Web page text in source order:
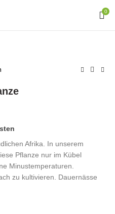
0
Afrika. In unserem
Pflanze nur im Kübel
Minustemperaturen.
zu kultivieren. Dauernässe